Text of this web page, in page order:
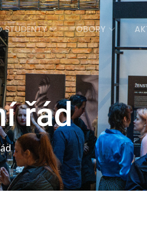
STUDENTY OBORY
řád